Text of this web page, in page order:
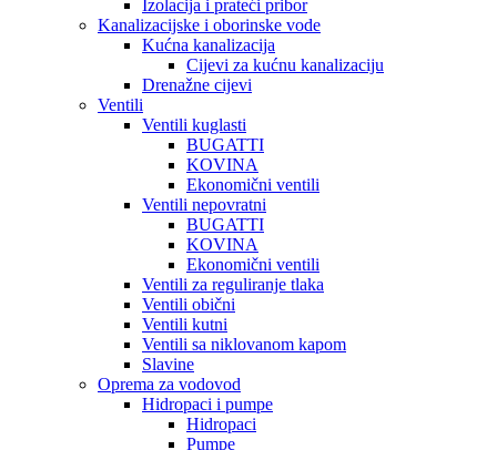
Izolacija i prateći pribor
Kanalizacijske i oborinske vode
Kućna kanalizacija
Cijevi za kućnu kanalizaciju
Drenažne cijevi
Ventili
Ventili kuglasti
BUGATTI
KOVINA
Ekonomični ventili
Ventili nepovratni
BUGATTI
KOVINA
Ekonomični ventili
Ventili za reguliranje tlaka
Ventili obični
Ventili kutni
Ventili sa niklovanom kapom
Slavine
Oprema za vodovod
Hidropaci i pumpe
Hidropaci
Pumpe